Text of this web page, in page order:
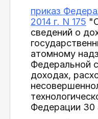
приказ
2014 г. N 175
сведений о
атомному
Федеральной
доходах,
Федерации 30